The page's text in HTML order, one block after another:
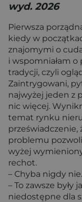
wyd. 2026
Pierwsza
kiedy w
znajomymi o
i wspomniałam
tradycji, czyli
Zaintrygowani,
najwyżej jeden z
nic więcej.
temat rynku
przeświadczenie,
problemu
wyżej
rechot.
– Chyba nigdy
– To zawsze były
niedostępne dla